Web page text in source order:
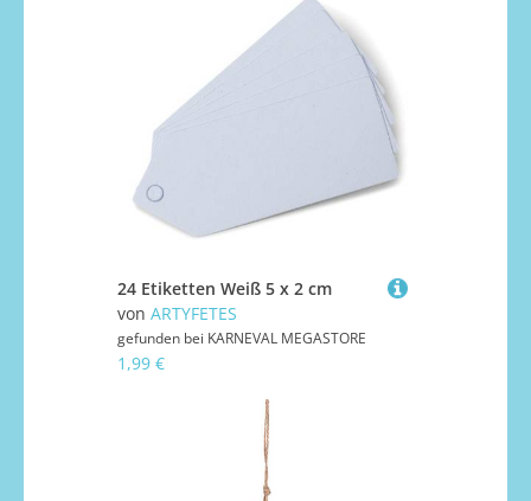
24 Etiketten Weiß 5 x 2 cm
von ARTYFETES
gefunden bei KARNEVAL MEGASTORE
1,99 €